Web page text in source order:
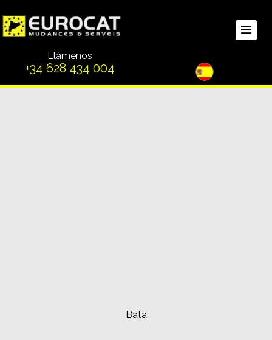
Llámenos
+34 628 434 004
Bata